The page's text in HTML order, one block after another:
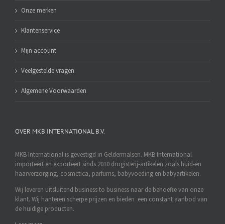
Onze merken
Klantenservice
Mijn account
Veelgestelde vragen
Algemene Voorwaarden
OVER MKB INTERNATIONAL B.V.
MKB International is gevestigd in Geldermalsen. MKB International
importeert en exporteert sinds 2010 drogisterij-artikelen zoals huid-en
haarverzorging, cosmetica, parfums, babyvoeding en babyartikelen.
Wij leveren uitsluitend business to business naar de behoefte van onze
klant. Wij hanteren scherpe prijzen en bieden een constant aanbod van
de huidige producten.